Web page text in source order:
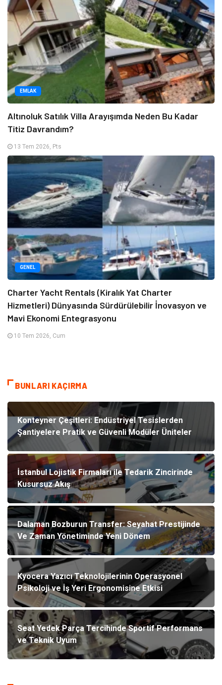
EMLAK
Altınoluk Satılık Villa Arayışımda Neden Bu Kadar
Titiz Davrandım?
13 Tem 2026, Pts
GENEL
Charter Yacht Rentals (Kiralık Yat Charter
Hizmetleri) Dünyasında Sürdürülebilir İnovasyon ve
Mavi Ekonomi Entegrasyonu
10 Tem 2026, Cum
BUNLARI KAÇIRMA
Konteyner Çeşitleri: Endüstriyel Tesislerden
Şantiyelere Pratik ve Güvenli Modüler Üniteler
İstanbul Lojistik Firmaları ile Tedarik Zincirinde
Kusursuz Akış
Dalaman Bozburun Transfer: Seyahat Prestijinde
Ve Zaman Yönetiminde Yeni Dönem
Kyocera Yazıcı Teknolojilerinin Operasyonel
Psikoloji ve İş Yeri Ergonomisine Etkisi
Seat Yedek Parça Tercihinde Sportif Performans
ve Teknik Uyum